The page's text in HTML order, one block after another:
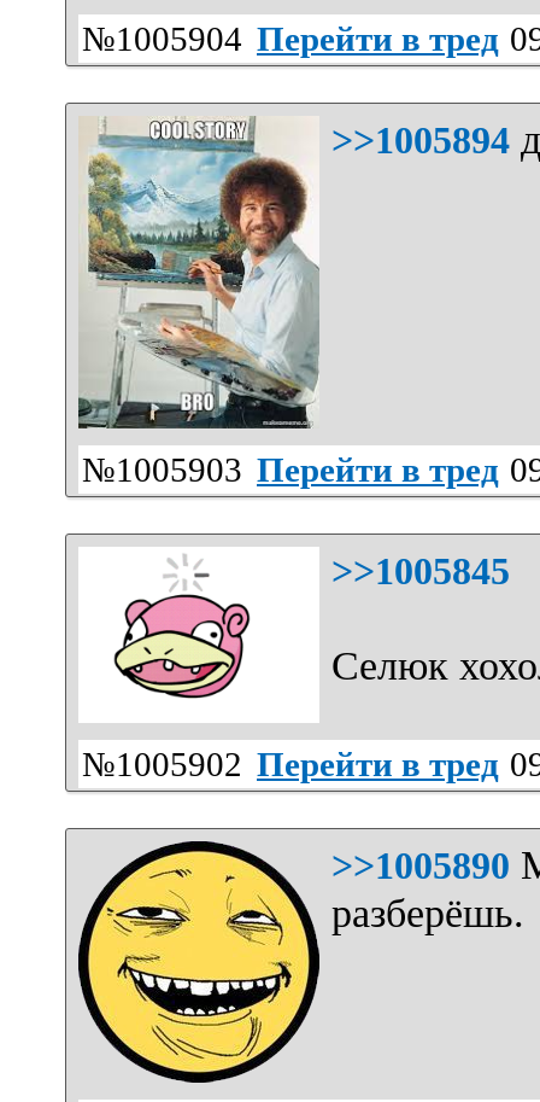
№1005904 Перейти в тред
>>1005894
№1005903 Перейти в тред
>>1005845
Селюк
№1005902 Перейти в тред
>>1005890
разберёшь.